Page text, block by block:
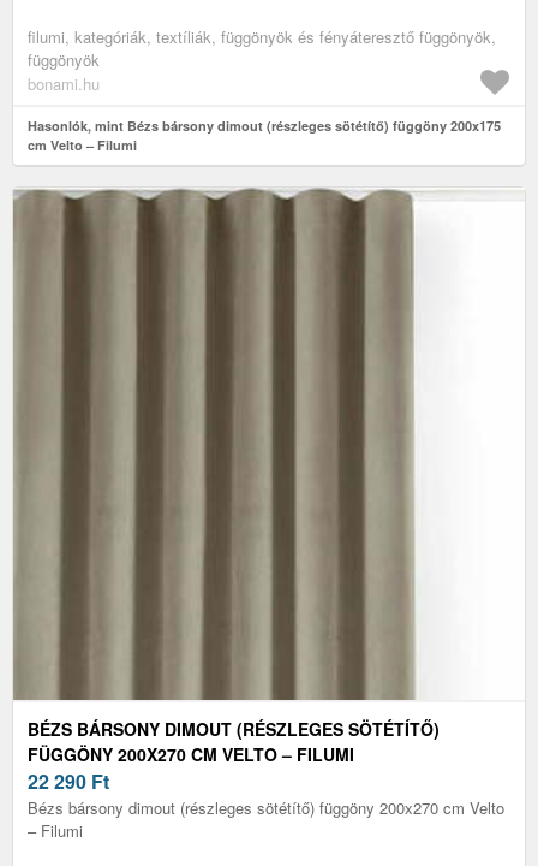
filumi, kategóriák, textíliák, függönyök és fényáteresztő függönyök,
függönyök
bonami.hu
Hasonlók, mint Bézs bársony dimout (részleges sötétítő) függöny 200x175
cm Velto – Filumi
BÉZS BÁRSONY DIMOUT (RÉSZLEGES SÖTÉTÍTŐ)
FÜGGÖNY 200X270 CM VELTO – FILUMI
22 290 Ft
Bézs bársony dimout (részleges sötétítő) függöny 200x270 cm Velto
– Filumi